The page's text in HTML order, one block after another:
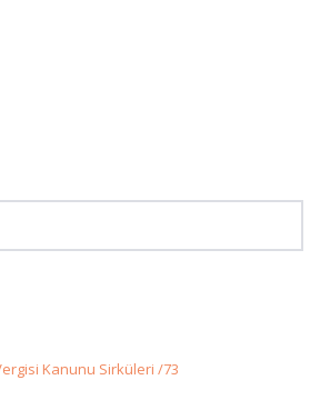
Kanunu Sirküleri /73